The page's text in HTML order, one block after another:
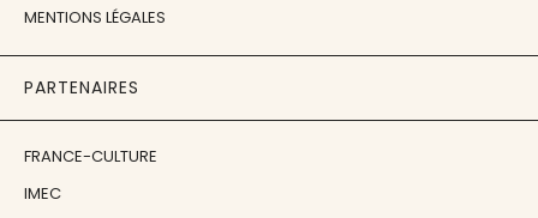
MENTIONS LÉGALES
PARTENAIRES
FRANCE-CULTURE
IMEC